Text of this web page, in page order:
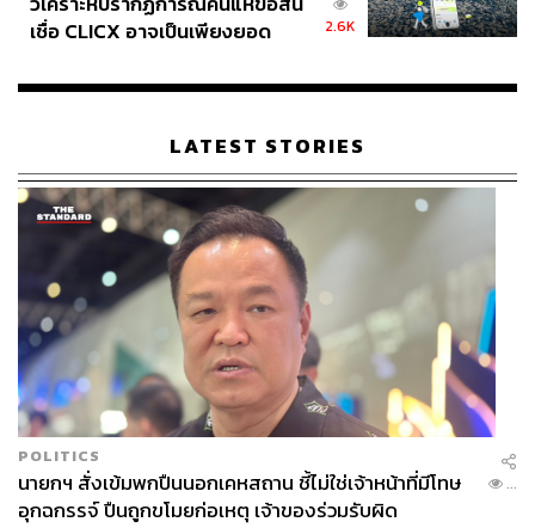
เชื่อ CLICX อาจเป็นเพียงยอด
เรือนไทยที่ถูกซุกไว้
2.6K
LATEST STORIES
POLITICS
นายกฯ สั่งเข้มพกปืนนอกเคหสถาน ชี้ไม่ใช่เจ้าหน้าที่มีโทษ
อุกฉกรรจ์ ปืนถูกขโมยก่อเหตุ เจ้าของร่วมรับผิด
...